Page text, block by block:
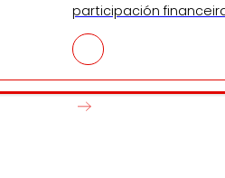
participación